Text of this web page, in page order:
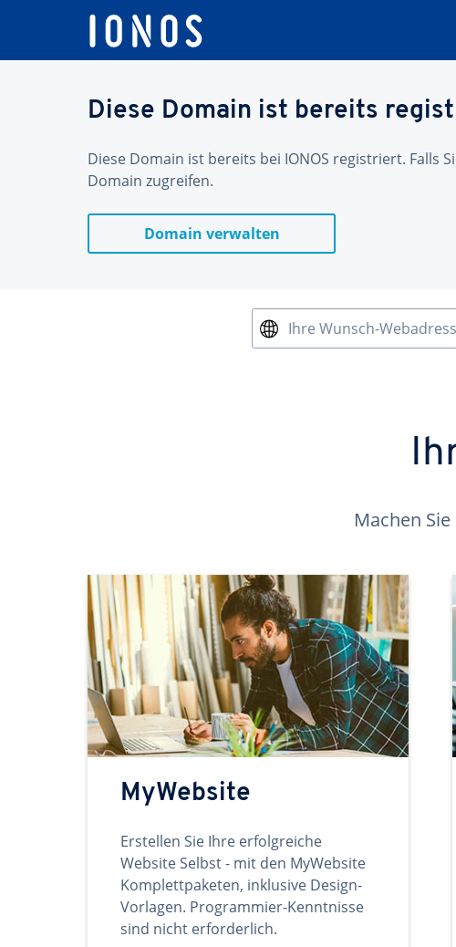
Diese Domain ist bereits
Diese Domain ist bereits bei IONOS registriert. Falls
Domain zugreifen.
Domain verwalten
Ihre Wunsch-
Machen
MyWebsite
Erstellen Sie Ihre erfolgreiche
Website Selbst - mit den MyWebsite
Komplettpaketen, inklusive Design-
Vorlagen. Programmier-Kenntnisse
sind nicht erforderlich.